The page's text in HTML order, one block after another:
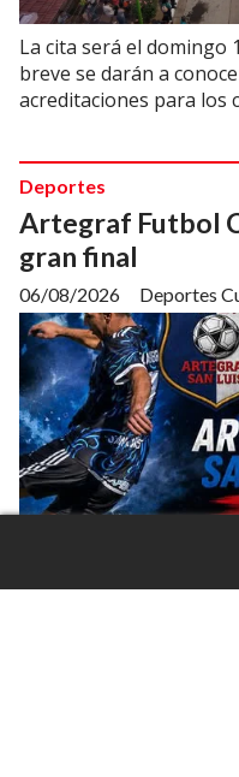
La cita será el domingo
breve se darán a
acreditaciones para los
Artegraf Futbol
gran final
Deportes
Deportes
06/08/2026